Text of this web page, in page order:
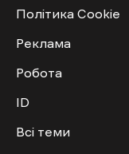
Політика Cookie
Реклама
Робота
ID
Всі теми